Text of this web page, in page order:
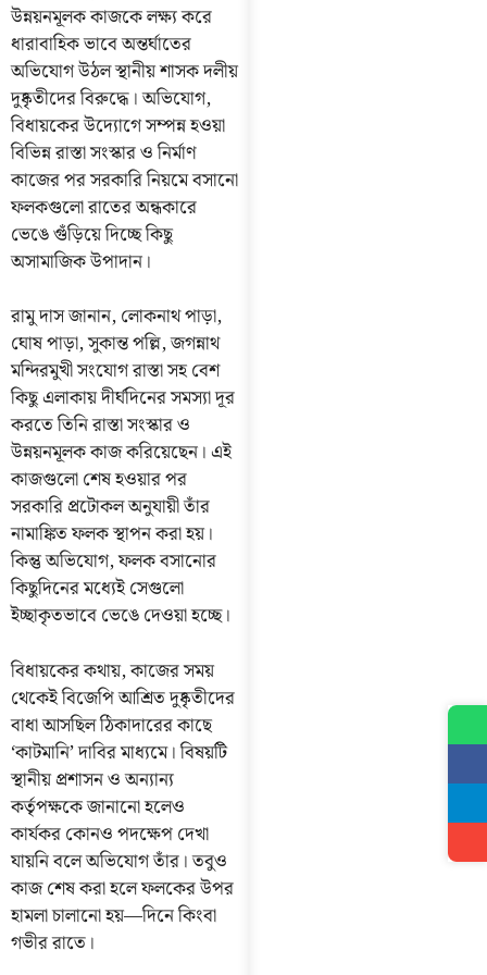
উন্নয়নমূলক কাজকে লক্ষ্য করে
ধারাবাহিক ভাবে অন্তর্ঘাতের
অভিযোগ উঠল স্থানীয় শাসক দলীয়
দুষ্কৃতীদের বিরুদ্ধে। অভিযোগ,
বিধায়কের উদ্যোগে সম্পন্ন হওয়া
বিভিন্ন রাস্তা সংস্কার ও নির্মাণ
কাজের পর সরকারি নিয়মে বসানো
ফলকগুলো রাতের অন্ধকারে
ভেঙে গুঁড়িয়ে দিচ্ছে কিছু
অসামাজিক উপাদান।
রামু দাস জানান, লোকনাথ পাড়া,
ঘোষ পাড়া, সুকান্ত পল্লি, জগন্নাথ
মন্দিরমুখী সংযোগ রাস্তা সহ বেশ
কিছু এলাকায় দীর্ঘদিনের সমস্যা দূর
করতে তিনি রাস্তা সংস্কার ও
উন্নয়নমূলক কাজ করিয়েছেন। এই
কাজগুলো শেষ হওয়ার পর
সরকারি প্রটোকল অনুযায়ী তাঁর
নামাঙ্কিত ফলক স্থাপন করা হয়।
কিন্তু অভিযোগ, ফলক বসানোর
কিছুদিনের মধ্যেই সেগুলো
ইচ্ছাকৃতভাবে ভেঙে দেওয়া হচ্ছে।
বিধায়কের কথায়, কাজের সময়
থেকেই বিজেপি আশ্রিত দুষ্কৃতীদের
বাধা আসছিল ঠিকাদারের কাছে
‘কাটমানি’ দাবির মাধ্যমে। বিষয়টি
স্থানীয় প্রশাসন ও অন্যান্য
কর্তৃপক্ষকে জানানো হলেও
কার্যকর কোনও পদক্ষেপ দেখা
যায়নি বলে অভিযোগ তাঁর। তবুও
কাজ শেষ করা হলে ফলকের উপর
হামলা চালানো হয়—দিনে কিংবা
গভীর রাতে।